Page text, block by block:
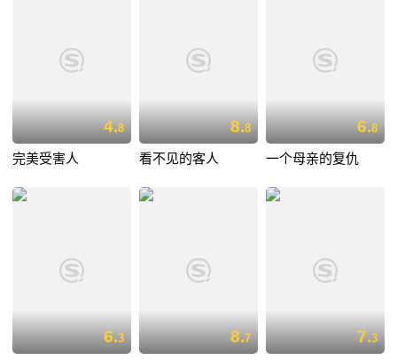
4.8
完美受害人
8.8
看不见的客人
6.8
一个母亲的复仇
6.3 8.7 7.3